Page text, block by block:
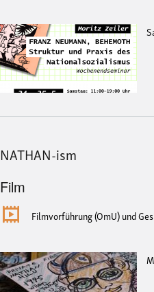
NATHAN-ism
Film
Filmvorführung (OmU) und